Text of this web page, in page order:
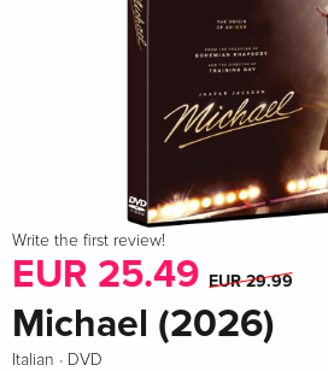
Write the first review!
EUR 25.49 EUR 29.99
Michael (2026)
Italian · DVD